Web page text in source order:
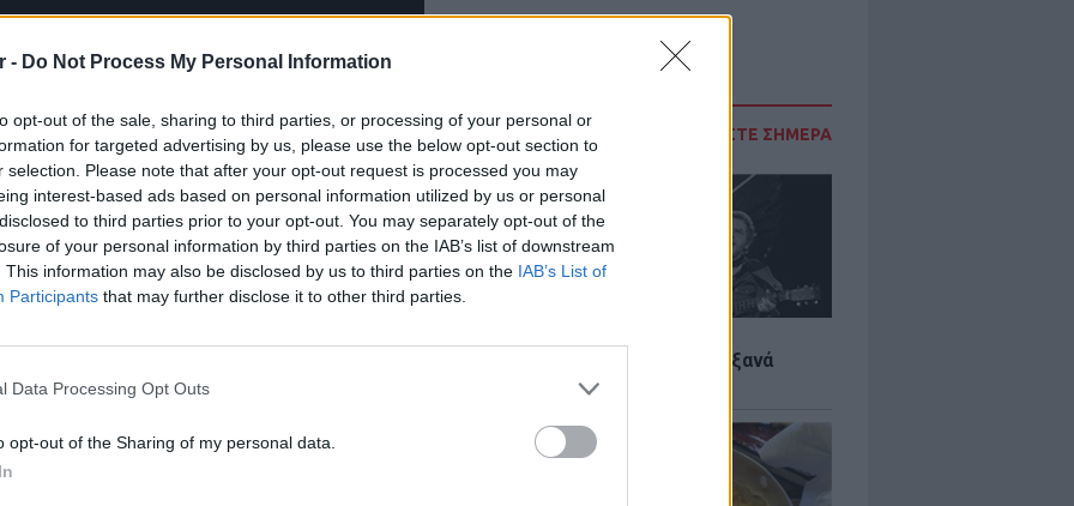
- Do Not Process My Personal Information
opt-out of the sale, sharing to third parties, or processing of your personal or
for targeted advertising by us, please use the below opt-out section to
selection. Please note that after your opt-out request is processed you may
interest-based ads based on personal information utilized by us or personal
to third parties prior to your opt-out. You may separately opt-out of the
of your personal information by third parties on the IAB’s list of downstream
This information may also be disclosed by us to third parties on the IAB’s List of
Participants that may further disclose it to other third parties.
Data Processing Opt Outs
opt-out of the Sharing of my personal data.
ΔΙΑΒΑΣΤΕ ΣΗΜΕΡΑ
5 one-hit wonders που έγιναν ξανά
διάσημοι από… ατύχημα